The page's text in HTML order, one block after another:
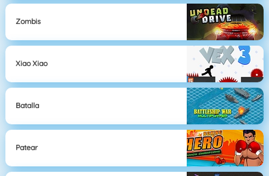
Zombis
Xiao Xiao
Batalla
Patear